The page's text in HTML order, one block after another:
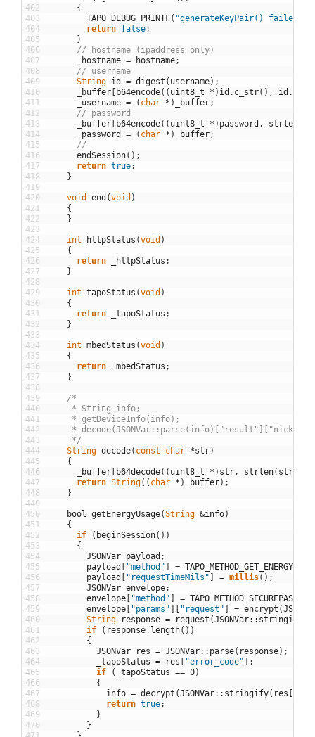
402
403
404
405
406
407
408
409
410
411
412
413
414
415
416
417
418
419
420
421
422
423
424
425
426
427
428
429
430
431
432
433
434
435
436
437
438
439
440
441
442
443
444
445
446
447
448
449
450
451
452
453
454
455
456
457
458
459
460
461
462
463
464
465
466
467
468
469
470
{
TAPO_DEBUG_PRINTF( "generateKeyPair()
return false;
}
// hostname (ipaddress only)
_hostname = hostname;
// username
String id = digest ( username) ;
_buffer [ b64encode( ( uint8_t * ) id . c_str( ) , id .
_username = ( char * ) _buffer;
// password
_buffer [ b64encode( ( uint8_t * ) password , strlen
_password
= ( char * ) _buffer;
//
endSession( ) ;
return true;
}
void end (void )
{
}
int httpStatus (void )
{
return
_httpStatus ;
}
int tapoStatus (void )
{
return
_tapoStatus ;
}
int mbedStatus (void )
{
return
_mbedStatus ;
}
/*
* String info;
* getDeviceInfo(info);
*
*/
String decode( const char *str)
{
_buffer [ b64decode( ( uint8_t * ) str , strlen( str
return String( ( char * ) _buffer) ;
}
bool getEnergyUsage(String &info)
{
if
( beginSession( ) )
{
JSONVar payload ;
payload [ "method" ] =
payload [ "requestTimeMils" ] = millis( ) ;
JSONVar envelope;
envelope [ "method" ] =
envelope [ "params" ] [ "request" ] = encrypt (
String
response = request (JSONVar:: stringify
if
( response. length( ) )
{
JSONVar
res = JSONVar:: parse( response) ;
_tapoStatus = res [ "error_code" ] ;
if
( _tapoStatus == 0)
{
info = decrypt (JSONVar:: stringify( res [
return true;
}
}